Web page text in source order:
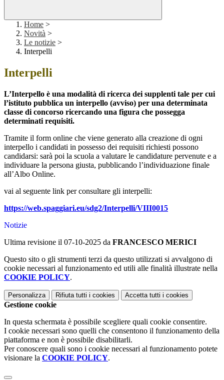
Home >
Novità >
Le notizie >
Interpelli
Interpelli
L’Interpello è una modalità di ricerca dei supplenti tale per cui
l’istituto pubblica un interpello (avviso) per una determinata
classe di concorso ricercando una figura che possegga
determinati requisiti.
Tramite il form online che viene generato alla creazione di ogni
interpello i candidati in possesso dei requisiti richiesti possono
candidarsi: sarà poi la scuola a valutare le candidature pervenute e a
individuare la persona giusta, pubblicando l’individuazione finale
all’Albo Online.
vai al seguente link per consultare gli interpelli:
https://web.spaggiari.eu/sdg2/Interpelli/VIII0015
Notizie
Ultima revisione il 07-10-2025 da FRANCESCO MERICI
Questo sito o gli strumenti terzi da questo utilizzati si avvalgono di
cookie necessari al funzionamento ed utili alle finalità illustrate nella
COOKIE POLICY.
Personalizza Rifiuta tutti i cookies Accetta tutti i cookies
Gestione cookie
In questa schermata è possibile scegliere quali cookie consentire.
I cookie necessari sono quelli che consentono il funzionamento della
piattaforma e non è possibile disabilitarli.
Per conoscere quali sono i cookie necessari al funzionamento potete
visionare la COOKIE POLICY.